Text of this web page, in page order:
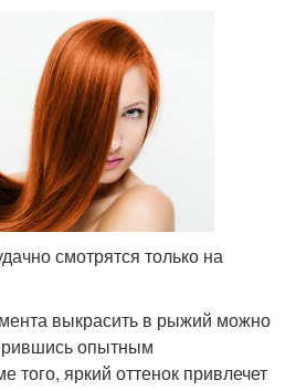
смотрятся только на
выкрасить в рыжий можно
опытным
того, яркий оттенок привлечет